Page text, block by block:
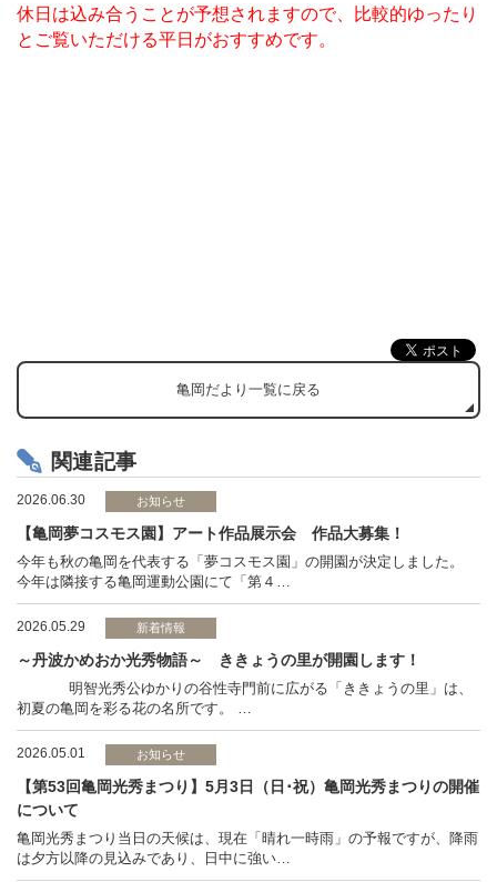
休日は込み合うことが予想されますので、比較的ゆったり
とご覧いただける平日がおすすめです。
亀岡だより一覧に戻る
関連記事
2026.06.30 お知らせ
【亀岡夢コスモス園】アート作品展示会 作品大募集！
今年も秋の亀岡を代表する「夢コスモス園」の開園が決定しました。
今年は隣接する亀岡運動公園にて「第４…
2026.05.29 新着情報
～丹波かめおか光秀物語～ ききょうの里が開園します！
明智光秀公ゆかりの谷性寺門前に広がる「ききょうの里」は、
初夏の亀岡を彩る花の名所です。 …
2026.05.01 お知らせ
【第53回亀岡光秀まつり】5月3日（日･祝）亀岡光秀まつりの開催
について
亀岡光秀まつり当日の天候は、現在「晴れ一時雨」の予報ですが、降雨
は夕方以降の見込みであり、日中に強い…